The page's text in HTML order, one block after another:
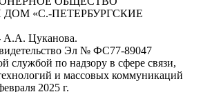
ДОМ «С.-ПЕТЕРБУРГСКИЕ
А.А. Цуканова.
Эл № ФС77-89047
службой по надзору в сфере связи,
и массовых коммуникаций
2025 г.